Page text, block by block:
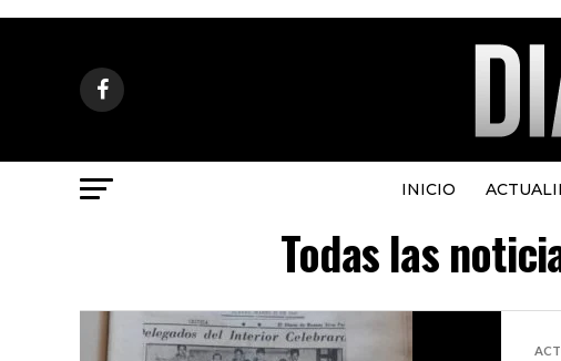
INICIO
Todas las